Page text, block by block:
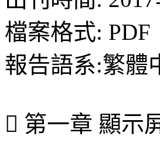
檔案格式: PDF
報告語系:繁體
 第一章 顯示